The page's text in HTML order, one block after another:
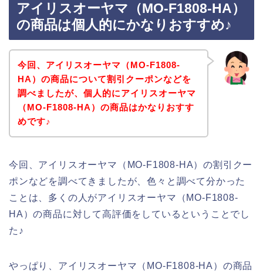
アイリスオーヤマ（MO-F1808-HA）
の商品は個人的にかなりおすすめ♪
今回、アイリスオーヤマ（MO-F1808-
HA）の商品について割引クーポンなどを
調べましたが、個人的にアイリスオーヤマ
（MO-F1808-HA）の商品はかなりおすす
めです♪
今回、アイリスオーヤマ（MO-F1808-HA）の割引クー
ポンなどを調べてきましたが、色々と調べて分かった
ことは、多くの人がアイリスオーヤマ（MO-F1808-
HA）の商品に対して高評価をしているということでし
た♪
やっぱり、アイリスオーヤマ（MO-F1808-HA）の商品